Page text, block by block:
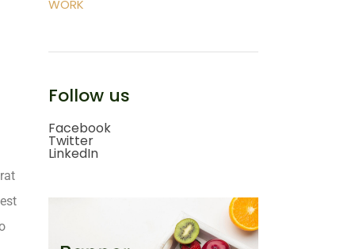
WORK
Follow us
Facebook
Twitter
LinkedIn